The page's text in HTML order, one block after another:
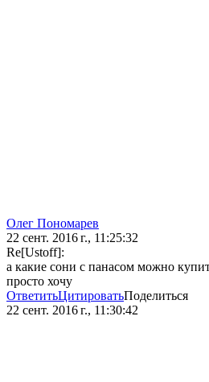
Олег Пономарев
22 сент. 2016 г., 11:25:32
Re[Ustoff]:
а какие сони с панасом можно
просто хочу
ОтветитьЦитироватьПоделиться
22 сент. 2016 г., 11:30:42